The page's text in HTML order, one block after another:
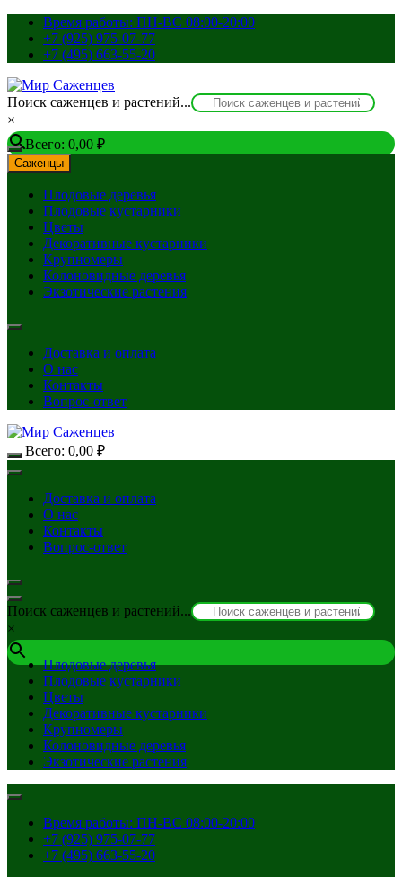
Перейти
содержимому
Время работы: ПН-ВС 08:00-20:00
+7 (925) 975-07-77
+7 (495) 663-55-20
Поиск саженцев и растений...
×
Всего: 0,00 ₽
Саженцы
Плодовые деревья
Плодовые кустарники
Цветы
Декоративные кустарники
Крупномеры
Колоновидные деревья
Экзотические растения
Доставка и оплата
О нас
Контакты
Вопрос-ответ
Всего: 0,00 ₽
Доставка и оплата
О нас
Контакты
Вопрос-ответ
Поиск саженцев и растений...
×
Плодовые деревья
Плодовые кустарники
Цветы
Декоративные кустарники
Крупномеры
Колоновидные деревья
Экзотические растения
Время работы: ПН-ВС 08:00-20:00
+7 (925) 975-07-77
+7 (495) 663-55-20